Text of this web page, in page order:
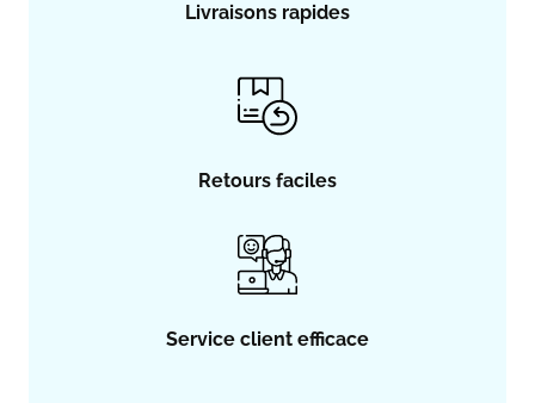
Livraisons rapides
Retours faciles
Service client efficace